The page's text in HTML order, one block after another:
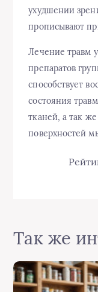
ухудшении
прописывают
Лечение травм
препаратов
способствует
состояния
тканей, а так
поверхностей
Так же